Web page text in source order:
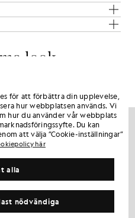
look
eleganta plagg som lyfter din
för att förbättra din upplevelse,
hur webbplatsen används. Vi
hur du använder vår webbplats
Du kan
att välja ”Cookie-inställningar”
här
nödvändiga
alla